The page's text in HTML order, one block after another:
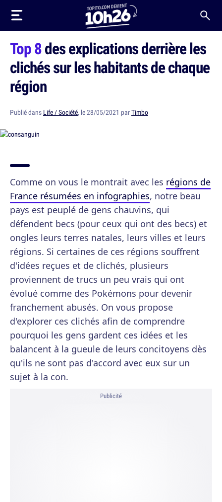
Top 8des explications derrière les
clichés sur les habitants de chaque
région
Publié dans Life / Société, le 28/05/2021 parTimbo
Comme on vous le montrait avec les régions de
France résumées en infographies, notre beau
pays est peuplé de gens chauvins, qui
défendent becs (pour ceux qui ont des becs) et
ongles leurs terres natales, leurs villes et leurs
régions. Si certaines de ces régions souffrent
d'idées reçues et de clichés, plusieurs
proviennent de trucs un peu vrais qui ont
évolué comme des Pokémons pour devenir
franchement abusés. On vous propose
d'explorer ces clichés afin de comprendre
pourquoi les gens gardent ces idées et les
balancent à la gueule de leurs concitoyens dès
qu'ils ne sont pas d'accord avec eux sur un
sujet à la con.
Publicité